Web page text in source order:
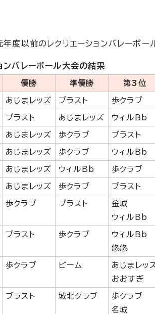
年度以前のレクリエーションバレーボー
ンバレーボール大会の結果
優勝 準優勝 第3位
あじまレッズ ブラスト 歩クラブ
ブラスト あじまレッズ ウィルBb
あじまレッズ 歩クラブ ブラスト
あじまレッズ 歩クラブ ウィルBb
あじまレッズ ウィルBb 歩クラブ
あじまレッズ 歩クラブ ブラスト
歩クラブ ブラスト
金城
ウィルBb
ブラスト 歩クラブ
ウィルBb
悠悠
歩クラブ ビーム
あじまレッ
おおすぎ
ブラスト 城北クラブ
歩クラブ
名城